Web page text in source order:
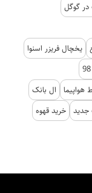
در گوگل
یخچال فریزر اسنوا
هواپیما
ال بانک
جدید خرید قهوه